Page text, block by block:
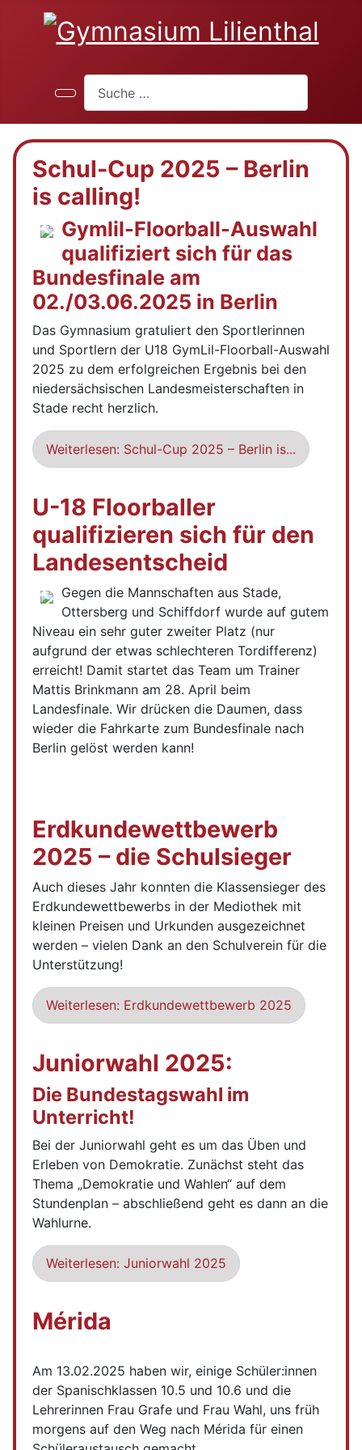
Schul-Cup 2025 – Berlin
is calling!
Gymlil-Floorball-Auswahl
qualifiziert sich für das
Bundesfinale am
02./03.06.2025 in Berlin
Das Gymnasium gratuliert den Sportlerinnen
und Sportlern der U18 GymLil-Floorball-Auswahl
2025 zu dem erfolgreichen Ergebnis bei den
niedersächsischen Landesmeisterschaften in
Stade recht herzlich.
Weiterlesen: Schul-Cup 2025 – Berlin is...
U-18 Floorballer
qualifizieren sich für den
Landesentscheid
Gegen die Mannschaften aus Stade,
Ottersberg und Schiffdorf wurde auf gutem
Niveau ein sehr guter zweiter Platz (nur
aufgrund der etwas schlechteren Tordifferenz)
erreicht! Damit startet das Team um Trainer
Mattis Brinkmann am 28. April beim
Landesfinale. Wir drücken die Daumen, dass
wieder die Fahrkarte zum Bundesfinale nach
Berlin gelöst werden kann!
Erdkundewettbewerb
2025 – die Schulsieger
Auch dieses Jahr konnten die Klassensieger des
Erdkundewettbewerbs in der Mediothek mit
kleinen Preisen und Urkunden ausgezeichnet
werden – vielen Dank an den Schulverein für die
Unterstützung!
Weiterlesen: Erdkundewettbewerb 2025
Juniorwahl 2025:
Die Bundestagswahl im
Unterricht!
Bei der Juniorwahl geht es um das Üben und
Erleben von Demokratie. Zunächst steht das
Thema „Demokratie und Wahlen“ auf dem
Stundenplan – abschließend geht es dann an die
Wahlurne.
Weiterlesen: Juniorwahl 2025
Mérida
Am 13.02.2025 haben wir, einige Schüler:innen
der Spanischklassen 10.5 und 10.6 und die
Lehrerinnen Frau Grafe und Frau Wahl, uns früh
morgens auf den Weg nach Mérida für einen